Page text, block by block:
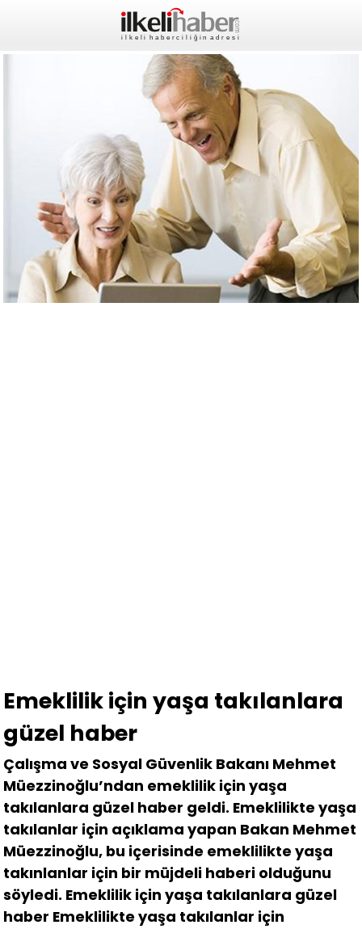
Emeklilik için yaşa takılanlara
güzel haber
Çalışma ve Sosyal Güvenlik Bakanı Mehmet
Müezzinoğlu’ndan emeklilik için yaşa
takılanlara güzel haber geldi. Emeklilikte yaşa
takılanlar için açıklama yapan Bakan Mehmet
Müezzinoğlu, bu içerisinde emeklilikte yaşa
takınlanlar için bir müjdeli haberi olduğunu
söyledi. Emeklilik için yaşa takılanlara güzel
haber Emeklilikte yaşa takılanlar için